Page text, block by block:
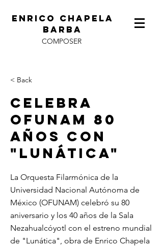
ENRICO CHAPELA
BARBA
COMPOSER
< Back
Celebra
OFUNAM 80
años con
"Lunática"
La Orquesta Filarmónica de la
Universidad Nacional Autónoma de
México (OFUNAM) celebró su 80
aniversario y los 40 años de la Sala
Nezahualcóyotl con el estreno mundial
de "Lunática", obra de Enrico Chapela